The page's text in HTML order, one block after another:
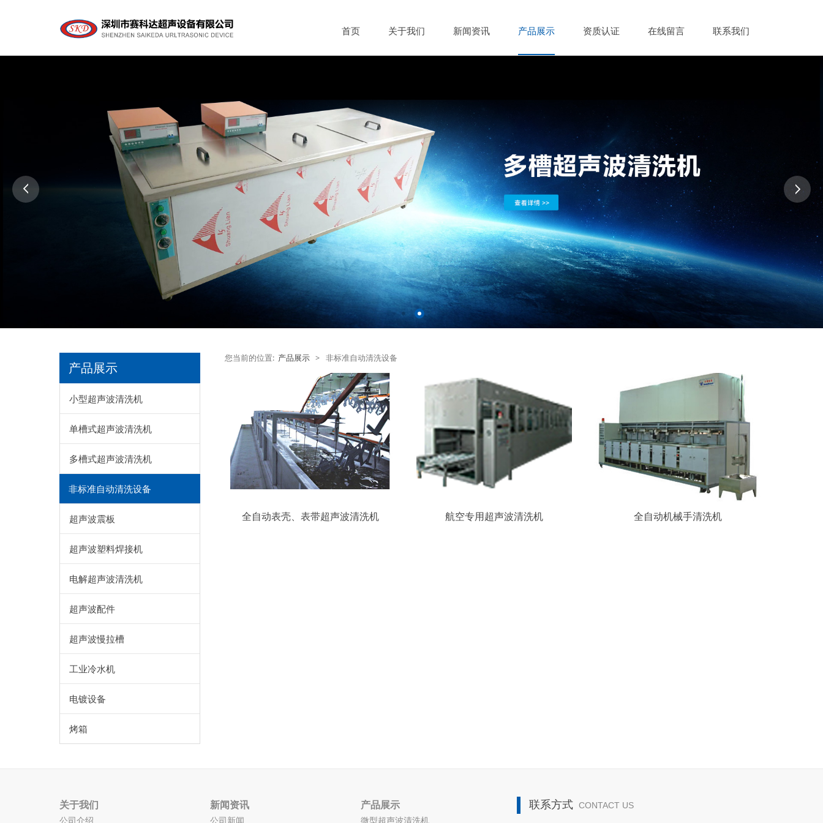
首页 关于我们 新闻资讯 产品展示 资质认证 在线留言 联系我们
产品展示
小型超声波清洗机
单槽式超声波清洗机
多槽式超声波清洗机
非标准自动清洗设备
超声波震板
超声波塑料焊接机
电解超声波清洗机
超声波配件
超声波慢拉槽
工业冷水机
电镀设备
烤箱
您当前的位置: 产品展示 > 非标准自动清洗设备
全自动表壳、表带超声波清洗机 航空专用超声波清洗机 全自动机械手清洗机
关于我们
公司介绍
新闻资讯
公司新闻
产品展示
微型超声波清洗机
联系方式 CONTACT US